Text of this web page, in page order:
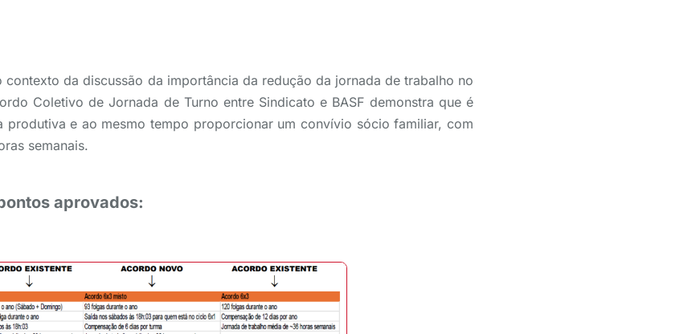
contexto da discussão da importância da redução da jornada de trabalho no
Coletivo de Jornada de Turno entre Sindicato e BASF demonstra que é
produtiva e ao mesmo tempo proporcionar um convívio sócio familiar, com
semanais.
aprovados: